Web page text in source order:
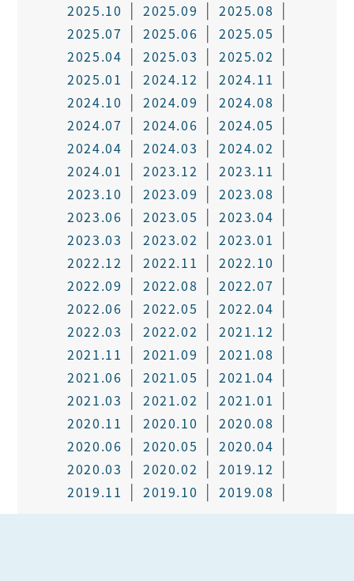
2025.10
2025.09
2025.08
2025.07
2025.06
2025.05
2025.04
2025.03
2025.02
2025.01
2024.12
2024.11
2024.10
2024.09
2024.08
2024.07
2024.06
2024.05
2024.04
2024.03
2024.02
2024.01
2023.12
2023.11
2023.10
2023.09
2023.08
2023.06
2023.05
2023.04
2023.03
2023.02
2023.01
2022.12
2022.11
2022.10
2022.09
2022.08
2022.07
2022.06
2022.05
2022.04
2022.03
2022.02
2021.12
2021.11
2021.09
2021.08
2021.06
2021.05
2021.04
2021.03
2021.02
2021.01
2020.11
2020.10
2020.08
2020.06
2020.05
2020.04
2020.03
2020.02
2019.12
2019.11
2019.10 2019.08